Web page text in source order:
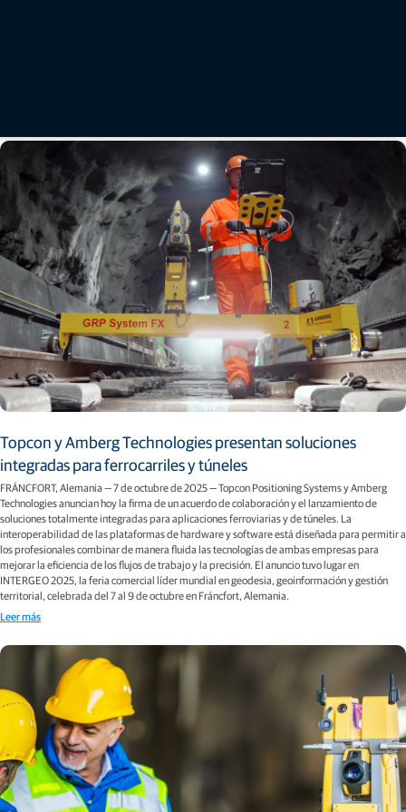
Topcon y Amberg Technologies presentan soluciones
integradas para ferrocarriles y túneles
FRÁNCFORT, Alemania — 7 de octubre de 2025 — Topcon Positioning Systems y Amberg
Technologies anuncian hoy la firma de un acuerdo de colaboración y el lanzamiento de
soluciones totalmente integradas para aplicaciones ferroviarias y de túneles. La
interoperabilidad de las plataformas de hardware y software está diseñada para permitir a
los profesionales combinar de manera fluida las tecnologías de ambas empresas para
mejorar la eficiencia de los flujos de trabajo y la precisión. El anuncio tuvo lugar en
INTERGEO 2025, la feria comercial líder mundial en geodesia, geoinformación y gestión
territorial, celebrada del 7 al 9 de octubre en Fráncfort, Alemania.
Leer más